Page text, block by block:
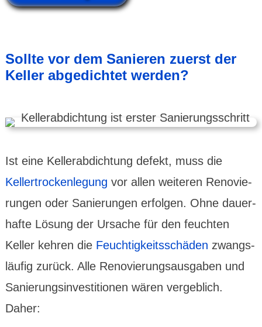
Sollte vor dem Sanieren zuerst der
Keller abge­dichtet werden?
Ist eine Keller­abdich­tung defekt, muss die
Keller­trocken­legung vor allen weiteren Renovie­
rungen oder Sanie­rungen erfolgen. Ohne dauer­
hafte Lösung der Ursache für den feuch­ten
Keller kehren die Feuchtig­keits­schäden zwangs­
läufig zurück. Alle Renovie­rungs­ausgaben und
Sanierungs­investi­tionen wären vergeblich.
Daher: